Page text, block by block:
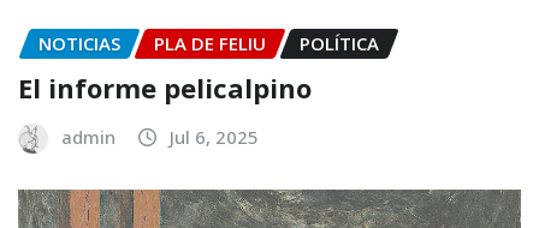
NOTICIAS PLA DE FELIU POLÍTICA
El informe pelicalpino
admin Jul 6, 2025